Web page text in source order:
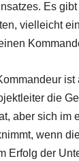
Es
vielleicht
die
aber sich im
wenn
Erfolg der